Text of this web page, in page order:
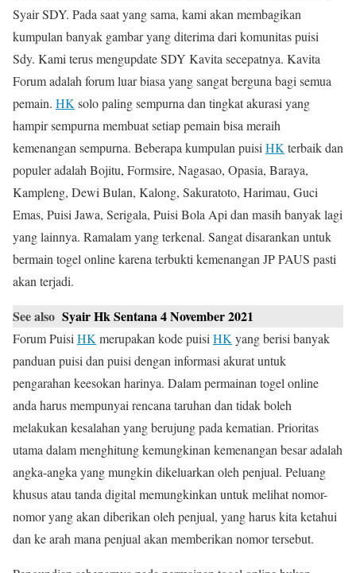
Syair SDY. Pada saat yang sama, kami akan membagikan
kumpulan banyak gambar yang diterima dari komunitas puisi
Sdy. Kami terus mengupdate SDY Kavita secepatnya. Kavita
Forum adalah forum luar biasa yang sangat berguna bagi semua
pemain. HKsolo paling sempurna dan tingkat akurasi yang
hampir sempurna membuat setiap pemain bisa meraih
kemenangan sempurna. Beberapa kumpulan puisiHKterbaik dan
populer adalah Bojitu, Formsire, Nagasao, Opasia, Baraya,
Kampleng, Dewi Bulan, Kalong, Sakuratoto, Harimau, Guci
Emas, Puisi Jawa, Serigala, Puisi Bola Api dan masih banyak lagi
yang lainnya. Ramalam yang terkenal. Sangat disarankan untuk
bermain togel online karena terbukti kemenangan JP PAUS pasti
akan terjadi.
See also Syair Hk Sentana 4 November 2021
Forum PuisiHKmerupakan kode puisiHKyang berisi banyak
panduan puisi dan puisi dengan informasi akurat untuk
pengarahan keesokan harinya. Dalam permainan togel online
anda harus mempunyai rencana taruhan dan tidak boleh
melakukan kesalahan yang berujung pada kematian. Prioritas
utama dalam menghitung kemungkinan kemenangan besar adalah
angka-angka yang mungkin dikeluarkan oleh penjual. Peluang
khusus atau tanda digital memungkinkan untuk melihat nomor-
nomor yang akan diberikan oleh penjual, yang harus kita ketahui
dan ke arah mana penjual akan memberikan nomor tersebut.